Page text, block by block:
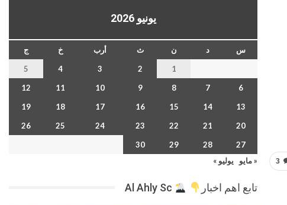
3
يونيو 2026
س د ن ث أرب خ
ج
1
2
3
4
5
6
7
8
9
10
11
12
13
14
15
16
17
18
19
20
21
22
23
24
25
26
27
28
29
30
« مايو
يوليو »
تابع اهم اخبار